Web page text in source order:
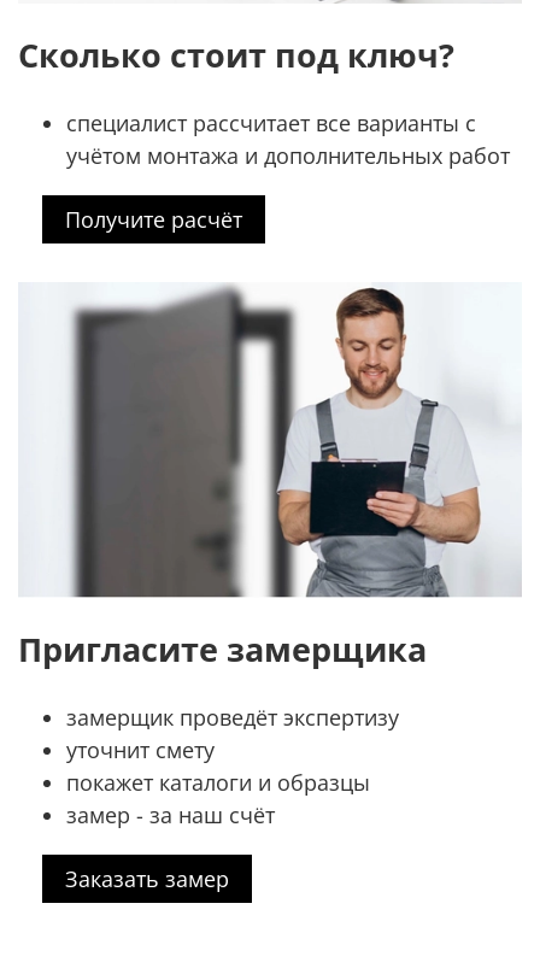
Сколько стоит под ключ?
специалист рассчитает все варианты с
учётом монтажа и дополнительных работ
Получите расчёт
Пригласите замерщика
замерщик проведёт экспертизу
уточнит смету
покажет каталоги и образцы
замер - за наш счёт
Заказать замер